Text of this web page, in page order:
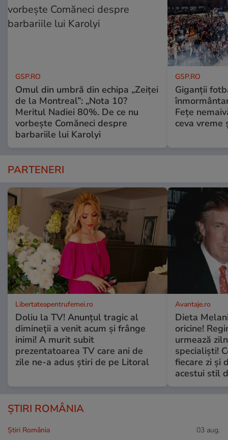
GSP.RO
Omul din umbră din echipa „Zeiței
de la Montreal”: „Nota 10?
Meritul Nadiei 80%. De ce nu
vorbește Comăneci despre
barbariile lui Karolyi
GSP.RO
Giganții
Fețe
ceva vreme
PARTENERI
Libertateapentrufemei.ro
Doliu la TV! Anunțul tragic al
dimineții a venit acum și frânge
inimi! A murit subit
prezentatoarea TV care ani de
zile ne-a adus știri de pe Litoral
Avantaje.ro
Dieta
oricine!
urmează
specialiști!
fiecare zi și
acestui stil
ȘTIRI ROMÂNIA
Știri România 03 aug.